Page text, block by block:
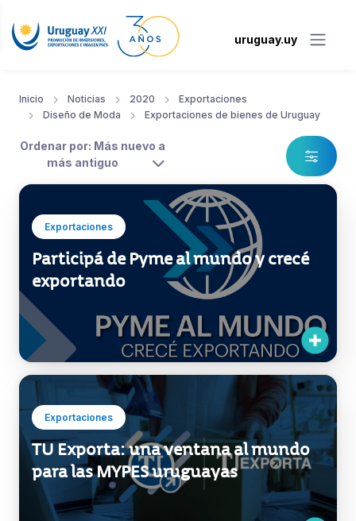
uruguay.uy
Inicio Noticias 2020
Exportaciones
Diseño de Moda
Exportaciones de bienes de Uruguay
Ordenar por: Más nuevo a
más antiguo
Exportaciones
Participá de Pyme al mundo y crecé
exportando
Exportaciones
TU Exporta: una ventana al mundo
para las MYPES uruguayas